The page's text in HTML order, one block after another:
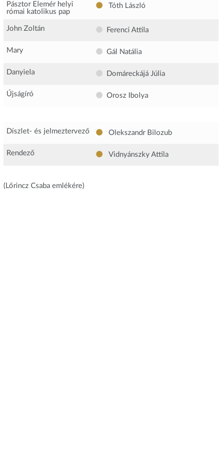
Pásztor Elemér helyi
római katolikus pap
Tóth László
John Zoltán Ferenci Attila
Mary Gál Natália
Danyiela Domáreckájá Júlia
Újságíró Orosz Ibolya
Díszlet- és jelmeztervező Olekszandr Bilozub
Rendező Vidnyánszky Attila
(Lőrincz Csaba emlékére)